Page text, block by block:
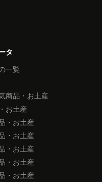
タ
一覧
商品・お土産
お土産
・お土産
・お土産
・お土産
・お土産
・お土産